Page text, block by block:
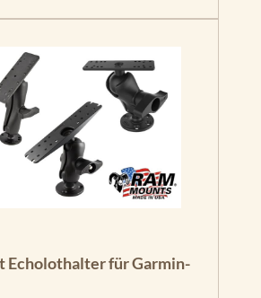
Echolothalter für Garmin-